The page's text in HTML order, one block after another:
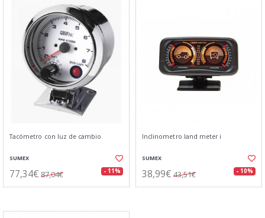
Tacómetro con luz de cambio
SUMEX
77,34€ 87,04€ - 11%
Inclinometro land meter i
SUMEX
38,99€ 43,51€ - 10%